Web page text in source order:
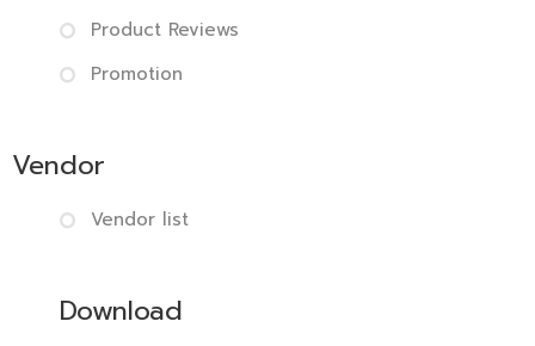
Product Reviews
Promotion
Vendor
Vendor list
Download